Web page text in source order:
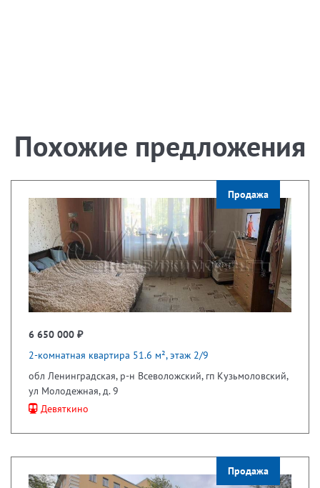
Похожие предложения
Продажа
6 650 000 ₽
2-комнатная квартира 51.6 м², этаж 2/9
обл Ленинградская, р-н Всеволожский, гп Кузьмоловский,
ул Молодежная, д. 9
Девяткино
Продажа